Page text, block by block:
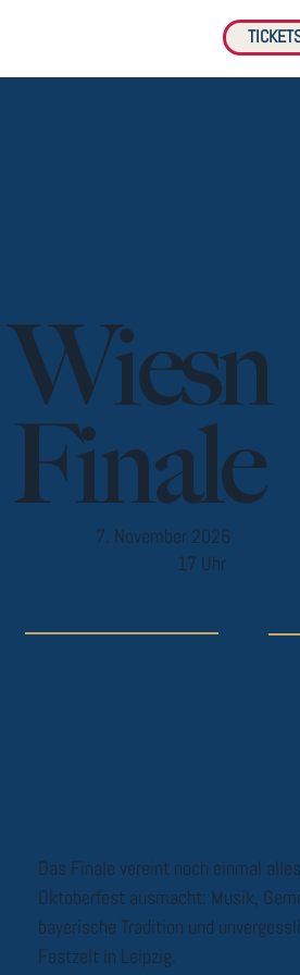
Wiesn
Finale
7. November 2026
17 Uhr
Das Finale vereint noch einmal
Oktoberfest ausmacht: Musik,
bayerische Tradition und
Festzelt in Leipzig.